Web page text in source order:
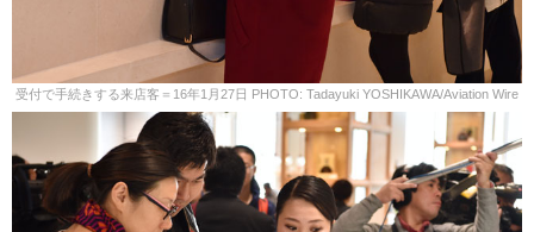
受付で手続きする来店客＝16年1月27日 PHOTO: Tadayuki YOSHIKAWA/Aviation Wire